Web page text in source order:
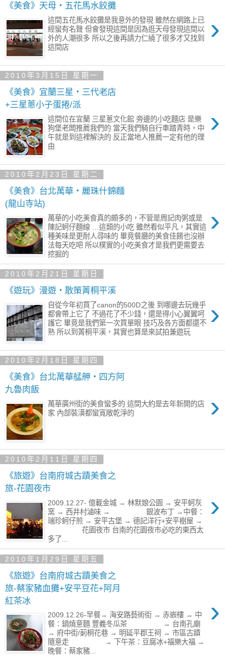
《美食》天母‧五花馬水餃攤
›
這間五花馬水餃攤是我意外的發現 雖然在網路上已
經蠻有名聲 但會發現這間是因為逛天母發現這間以
外的人潮很多 所以之後再請力仁繞了很多才又找到
這間店
2010年3月15日 星期一
《美食》宜蘭三星‧三代老店
+三星蔥小子蛋捲/派
›
這間位在宜蘭 三星蔥文化館 旁邊的小吃麵店 是樂
狗堡老闆推薦我們的 當天我們騎自行車踏青時，中
午就是到這裡解決的 反正當地人推薦一定有他的理
由
2010年2月23日 星期二
《美食》台北萬華‧麗珠什錦麵
(龍山寺站)
›
萬華的小吃美食真的頗多的，不管是周記肉粥或是
陳記蚵仔麵線 …這類的小吃 雖然看似平凡，其實這
種美味是更耐人尋味的 畢竟餐廳的美食佳餚也沒辦
法每天吃吧 所以樸實的小吃美食才是我們更需要去
挖掘的
2010年2月21日 星期日
《遊玩》漫遊‧散策菁桐平溪
›
自從今年初買了canon的500D之後 到哪邊去玩幾乎
都會帶上它了 不過花了不少錢，還是得小心翼翼呵
護它 畢竟是我們第一次買單眼 技巧及各方面都還不
熟 所以到菁桐平溪，其實也算是來試拍兼遊玩
2010年2月18日 星期四
《美食》台北萬華艋舺‧四方阿
九魯肉飯
›
萬華廣州街的美食蠻多的 這間大約是去年新開的店
家 內部裝潢都蠻寬敞乾淨的
2010年2月11日 星期四
《旅遊》台南府城古蹟美食之
旅-花園夜市
›
2009.12.27- 億載金城 → 林默娘公園 → 安平蚵灰
窯 → 西井村滷味 → 銀波布丁 →中餐：
瑞珍蚵仔煎 → 安平古堡 → 德記洋行+安平樹屋 →
花園夜市 台南的花園夜市必吃的東西太
多了...
2010年1月29日 星期五
《旅遊》台南府城古蹟美食之
旅-蔡家豬血攤+安平豆花+阿月
紅茶冰
›
2009.12.26-早餐→ 海安路藝術街 → 赤嵌樓 → 中
餐：鍋燒意麵.豐義冬瓜茶 → 台南孔廟
→ 府中街/莿桐花巷 → 明延平郡王祠 → 市區古蹟
隨意走 → 下午茶：豆腐冰+福樂大福 →
晚餐：蔡家豬...